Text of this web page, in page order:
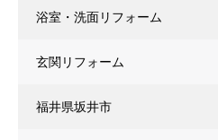
浴室・洗面リフォーム
玄関リフォーム
福井県坂井市